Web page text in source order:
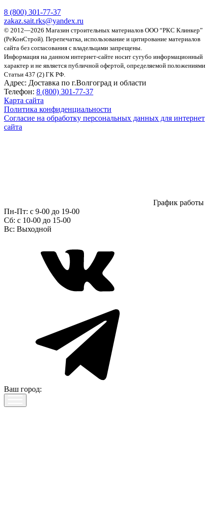
8 (800) 301-77-37
zakaz.sait.rks@yandex.ru
© 2012—2026 Магазин строительных материалов ООО “РКС Клинкер”
(РеКонСтрой). Перепечатка, использование и цитирование материалов
сайта без согласования с владельцами запрещены.
Информация на данном интернет-сайте носит сугубо информационный
характер и не является публичной офертой, определяемой положениями
Статьи 437 (2) ГК РФ.
Адрес: Доставка по г.Волгоград и области
Телефон: 8 (800) 301-77-37
Карта сайта
Политика конфиденциальности
Согласие на обработку персональных данных для интернет
сайта
График работы
Пн-Пт: с 9-00 до 19-00
Сб: c 10-00 до 15-00
Вс: Выходной
Ваш город: